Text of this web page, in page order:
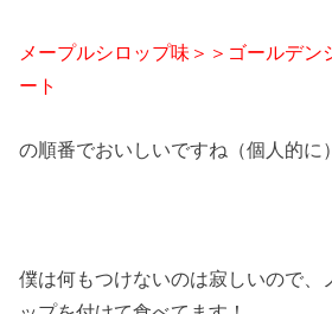
メープルシロップ味＞＞ゴールデン
ート
の順番でおいしいですね（個人的に）
僕は何もつけないのは寂しいので、